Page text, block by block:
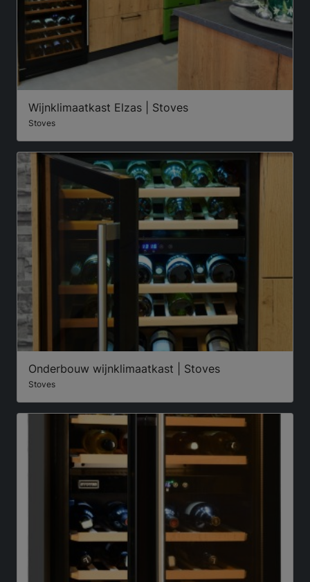
Wijnklimaatkast Elzas | Stoves
Stoves
Onderbouw wijnklimaatkast | Stoves
Stoves